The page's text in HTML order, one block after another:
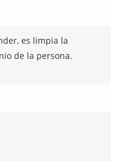
es limpia la
de la persona.